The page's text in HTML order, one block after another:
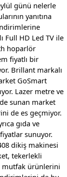
günü nelerle
yanıtına
Full HD Led TV ile
hoparlör
fiyatlı bir
Brillant markalı
GoSmart
Lazer metre ve
sunan market
de es geçmiyor.
gıda ve
sunuyor.
dikiş makinesi
tekerlekli
mutfak ürünlerini